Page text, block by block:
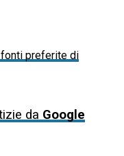
preferite di
da Google